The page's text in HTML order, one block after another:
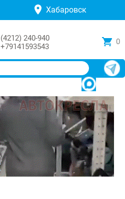
Хабаровск
(4212) 240-940
+79141593543
0